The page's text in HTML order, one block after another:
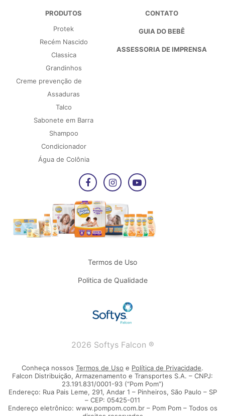
PRODUTOS
Protek
Recém Nascido
Classica
Grandinhos
Creme prevenção de
Assaduras
Talco
Sabonete em Barra
Shampoo
Condicionador
Água de Colônia
CONTATO
GUIA DO BEBÊ
ASSESSORIA DE IMPRENSA
Termos de Uso
Politica de Qualidade
2026 Softys Falcon ®
Conheça nossos Termos de Uso e Política de Privacidade.
Falcon Distribuição, Armazenamento e Transportes S.A. – CNPJ:
23.191.831/0001-93 (“Pom Pom”)
Endereço: Rua Pais Leme, 291, Andar 1 – Pinheiros, São Paulo – SP
– CEP: 05425-011
Endereço eletrônico: www.pompom.com.br – Pom Pom – Todos os